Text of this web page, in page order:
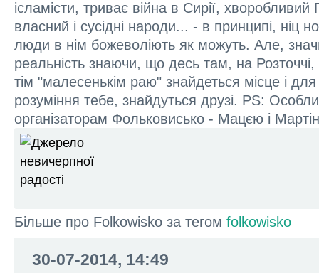
ісламісти, триває війна в Сирії, хворобливий
власний і сусідні народи... - в принципі, ніц
люди в нім божеволіють як можуть. Але,
реальність знаючи, що десь там, на Розточчі,
тім "малесенькім раю" знайдеться місце і
розуміння тебе, знайдуться друзі. PS:
організаторам Фольковисько - Мацєю і
Більше про Folkowisko за тегом folkowisko
30-07-2014, 14:49